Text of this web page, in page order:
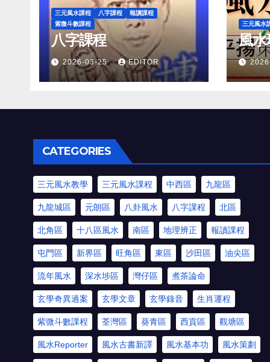
三元風水課程 八字課程
報讀課程
紫微斗數課程
八字課程
2026-03-25 EDITOR
三元風水
風水
CATEGORIES
三元風水教學 三元風水課程 中西區 九龍區
九龍城區 元朗區 八卦風水 八字課程 北區
北角區 十八區風水 南區 地理辨正 報讀課程
屯門區 新界區 旺角區 東區 沙田區 油尖區
流年風水 深水埗區 灣仔區 煮茶論命
玄學奇異過案 玄學文章 玄學錄音 生肖運程
紫微斗數課程 荃灣區 葵青區 西貢區 觀塘區
風水Reporter 風水古書新譯 風水基本功 風水策劃